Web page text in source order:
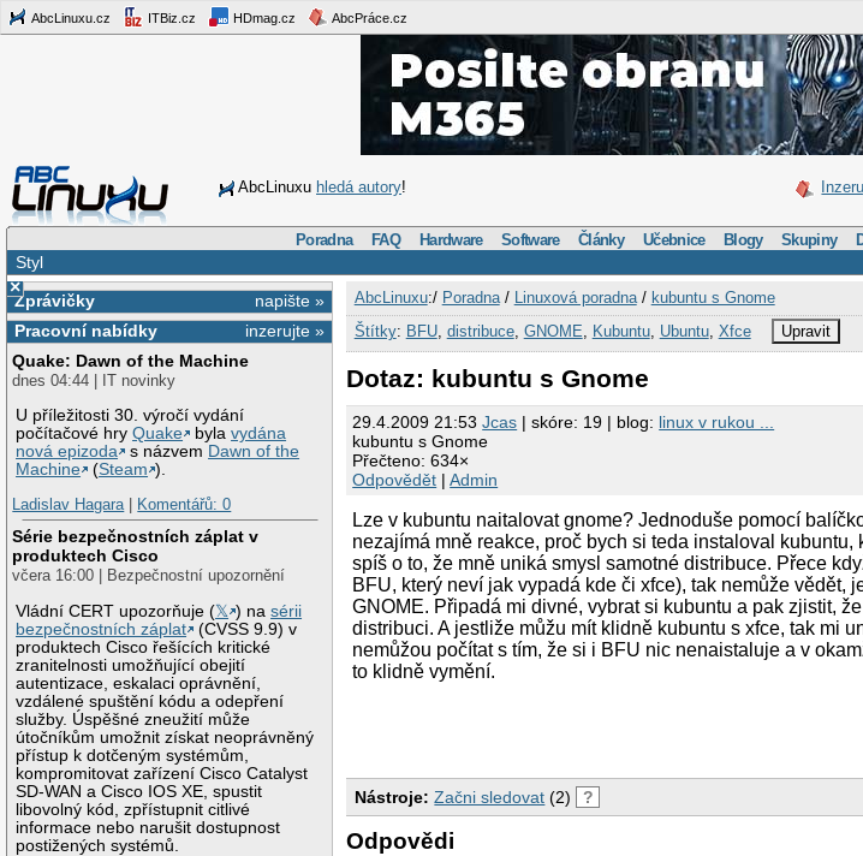
AbcLinuxu.cz ITBiz.cz HDmag.cz AbcPráce.cz
AbcLinuxu hledá autory!
Poradna FAQ Hardware Software Články Učebnice Blogy Skupiny
Styl
×
napište »
Zprávičky
inzerujte »
Pracovní nabídky
Quake: Dawn of the Machine
dnes 04:44 | IT novinky
U příležitosti 30. výročí vydání
počítačové hryQuake bylavydána
nová epizoda
s názvem Dawn of the
Machine
(Steam ).
Ladislav Hagara| Komentářů: 0
Série bezpečnostních záplat v
produktech Cisco
včera 16:00 | Bezpečnostní upozornění
Vládní CERT upozorňuje (𝕏 ) nasérii
bezpečnostních záplat
(CVSS 9.9) v
produktech Cisco řešících kritické
zranitelnosti umožňující obejití
autentizace, eskalaci oprávnění,
vzdálené spuštění kódu a odepření
služby. Úspěšné zneužití může
útočníkům umožnit získat neoprávněný
přístup k dotčeným systémům,
kompromitovat zařízení Cisco Catalyst
SD-WAN a Cisco IOS XE, spustit
libovolný kód, zpřístupnit citlivé
informace nebo narušit dostupnost
postižených systémů.
AbcLinuxu:/ Poradna/ Linuxová poradna/ kubuntu s Gnome
Štítky: BFU, distribuce, GNOME Kubuntu, Ubuntu, Xfce Upravit
Dotaz: kubuntu s Gnome
29.4.2009 21:53Jcas | skóre: 19 | blog: linux v rukou ...
kubuntu s Gnome
Přečteno: 634×
Odpovědět |Admin
Lze v kubuntu naitalovat gnome? Jednoduše pomocí
nezajímá mně reakce, proč bych si teda instaloval
spíš o to, že mně uniká smysl samotné distribuce. Přece
BFU, který neví jak vypadá kde či xfce), tak nemůže vědět,
GNOME. Připadá mi divné, vybrat si kubuntu a pak zjistit,
distribuci. A jestliže můžu mít klidně kubuntu s xfce, tak mi
nemůžou počítat s tím, že si i BFU nic nenaistaluje a v
to klidně vymění.
Nástroje: Začni sledovat (2) ?
Odpovědi